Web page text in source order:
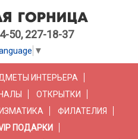
50, 227-18-37
▼
ИНТЕРЬЕРА
ОТКРЫТКИ
ФИЛАТЕЛИЯ
ПОДАРКИ